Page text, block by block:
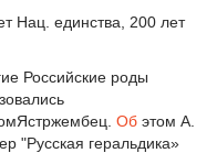
Нац. единства, 200 лет
Российские роды
Об этом А.
"Русская геральдика»